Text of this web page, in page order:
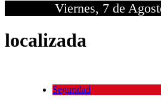
Viernes, 7 de
localizada
Seguridad